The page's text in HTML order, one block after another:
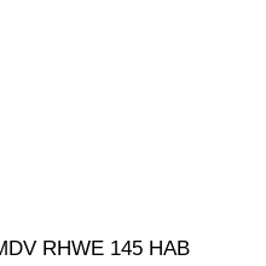
RHWE 145 HAB